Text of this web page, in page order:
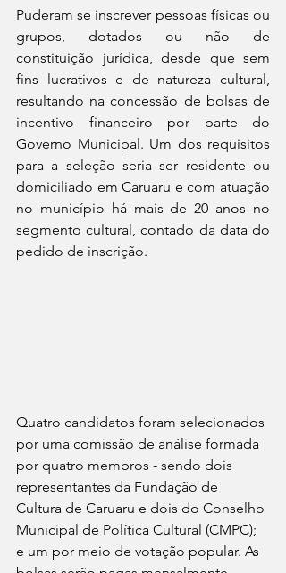
Puderam se inscrever pessoas físicas ou
grupos, dotados ou não de
constituição jurídica, desde que sem
fins lucrativos e de natureza cultural,
resultando na concessão de bolsas de
incentivo financeiro por parte do
Governo Municipal. Um dos requisitos
para a seleção seria ser residente ou
domiciliado em Caruaru e com atuação
no município há mais de 20 anos no
segmento cultural, contado da data do
pedido de inscrição.
Quatro candidatos foram selecionados
por uma comissão de análise formada
por quatro membros - sendo dois
representantes da Fundação de
Cultura de Caruaru e dois do Conselho
Municipal de Política Cultural (CMPC);
e um por meio de votação popular. As